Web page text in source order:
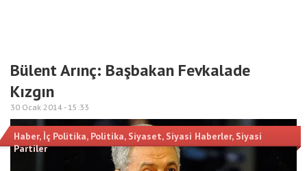
Bülent Arınç: Başbakan Fevkalade
Kızgın
30 Ocak 2014 - 15:33
Haber, İç Politika, Politika, Siyaset, Siyasi Haberler, Siyasi
Partiler